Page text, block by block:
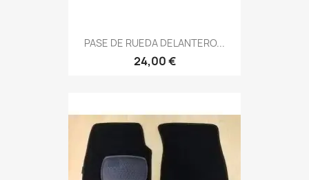
PASE DE RUEDA DELANTERO...
24,00 €